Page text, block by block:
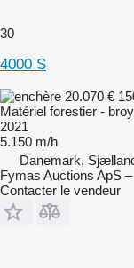
30
4000 S
20.070 €
Matériel forestier -
2021
5.150 m/h
Danemark,
Fymas Auctions ApS
Contacter le vendeur